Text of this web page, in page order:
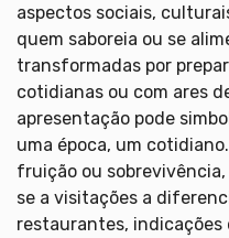
aspectos sociais,
quem saboreia ou se
transformadas por
cotidianas ou com ares
apresentação pode
uma época, um
fruição ou
se a visitações a
restaurantes, indicações